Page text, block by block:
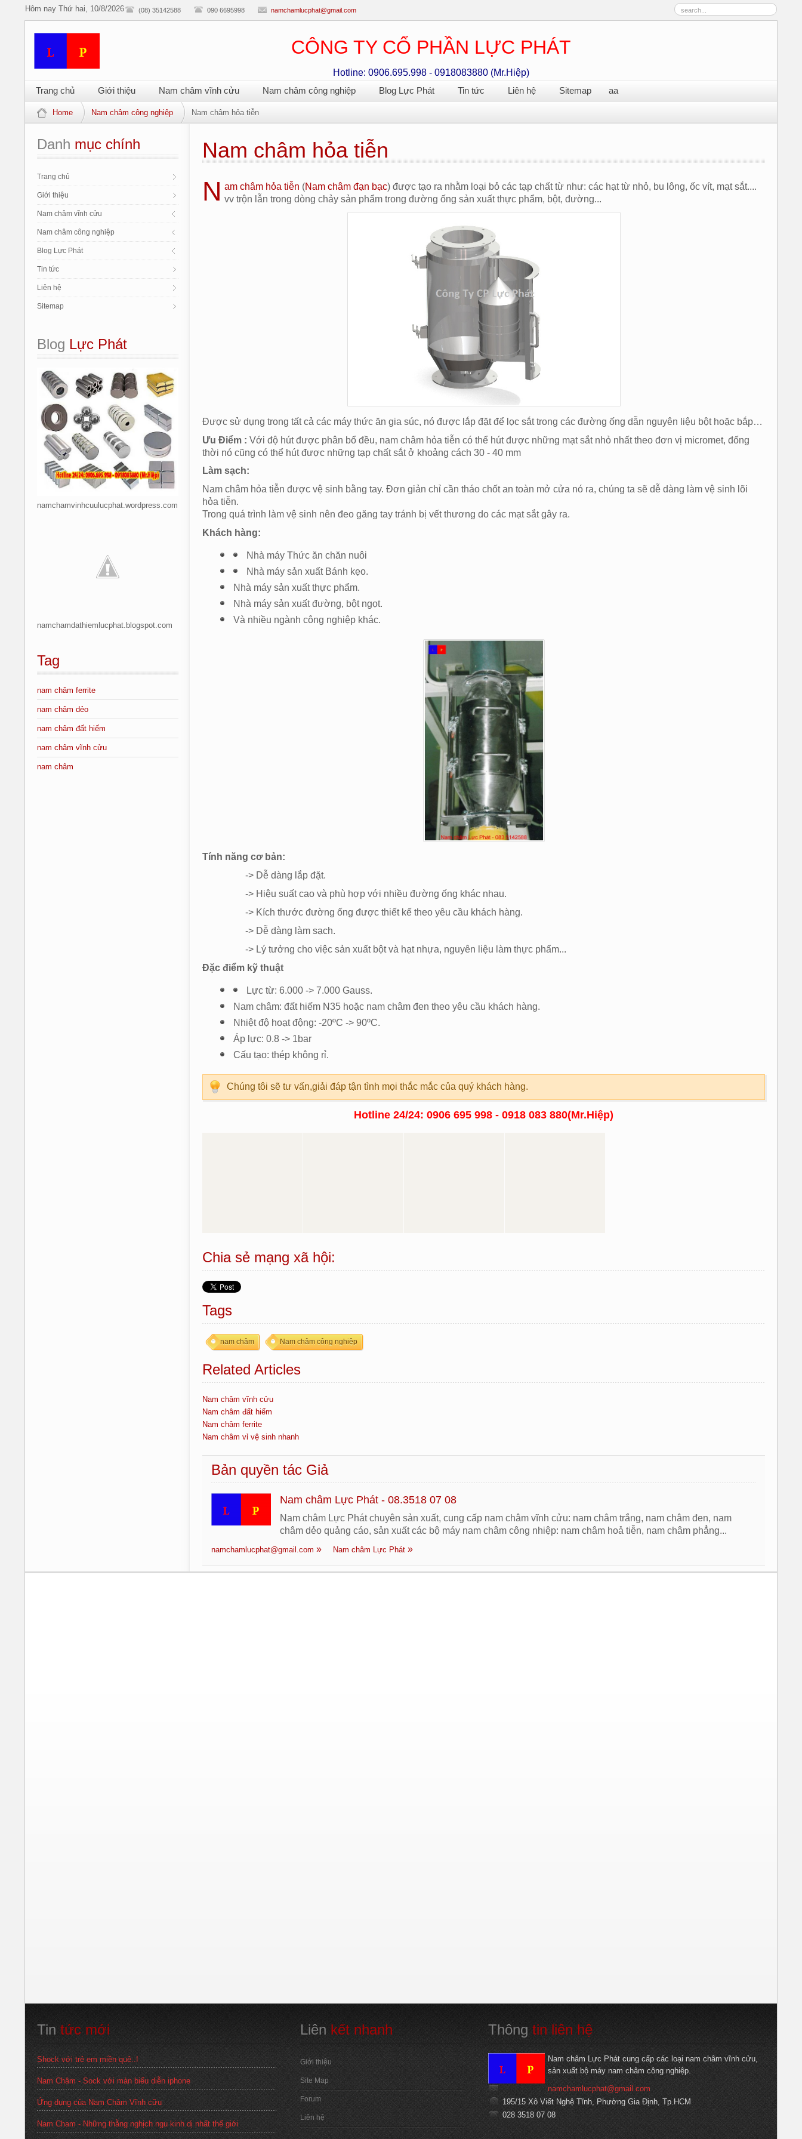
Hôm nay Thứ hai, 10/8/2026 (08) 35142588 090 6695998 namchamlucphat@gmail.com
CÔNG TY CỔ PHẦN LỰC PHÁT
Hotline: 0906.695.998 - 0918083880 (Mr.Hiệp)
Trang chủ
Giới thiệu Nam châm vĩnh cửu Nam châm công nghiệp Blog Lực Phát Tin tức Liên hệ Sitemap aa
Home Nam châm công nghiệp Nam châm hỏa tiễn
Nam châm hỏa tiễn
N am châm hỏa tiễn (Nam châm đạn bạc) được tạo ra nhằm loại bỏ các tạp chất từ như: các hạt từ nhỏ, bu lông, ốc vít, mạt sắt....
vv trộn lẫn trong dòng chảy sản phẩm trong đường ống sản xuất thực phẩm, bột, đường...
Được sử dụng trong tất cả các máy thức ăn gia súc, nó được lắp đặt để lọc sắt trong các đường ống dẫn nguyên liệu bột hoặc bắp…
Ưu Điểm :Với độ hút được phân bổ đều, nam châm hỏa tiễn có thể hút được những mạt sắt nhỏ nhất theo đơn vị micromet, đống
thời nó cũng có thể hút được những tạp chất sắt ở khoảng cách 30 - 40 mm
Làm sạch:
Nam châm hỏa tiễn được vệ sinh bằng tay. Đơn giản chỉ cần tháo chốt an toàn mở cửa nó ra, chúng ta sẽ dễ dàng làm vệ sinh lõi
hỏa tiễn.
Trong quá trình làm vệ sinh nên đeo găng tay tránh bị vết thương do các mạt sắt gây ra.
Khách hàng:
Nhà máy Thức ăn chăn nuôi
Nhà máy sản xuất Bánh kẹo.
Nhà máy sản xuất thực phẩm.
Nhà máy sản xuất đường, bột ngọt.
Và nhiều ngành công nghiệp khác.
Tính năng cơ bản:
-> Dễ dàng lắp đặt.
-> Hiệu suất cao và phù hợp với nhiều đường ống khác nhau.
-> Kích thước đường ống được thiết kế theo yêu cầu khách hàng.
-> Dễ dàng làm sạch.
-> Lý tưởng cho việc sản xuất bột và hạt nhựa, nguyên liệu làm thực phẩm...
Đặc điểm kỹ thuật
Lực từ: 6.000 -> 7.000 Gauss.
Nam châm: đất hiếm N35 hoặc nam châm đen theo yêu cầu khách hàng.
Nhiệt độ hoạt động: -20ºC -> 90ºC.
Áp lực: 0.8 -> 1bar
Cấu tạo: thép không rỉ.
Chúng tôi sẽ tư vấn,giải đáp tận tình mọi thắc mắc của quý khách hàng.
Hotline 24/24: 0906 695 998 - 0918 083 880(Mr.Hiệp)
Chia sẻ mạng xã hội:
Tags
nam châm Nam châm công nghiệp
Related Articles
Nam châm vĩnh cửu
Nam châm đất hiếm
Nam châm ferrite
Nam châm vỉ vệ sinh nhanh
Bản quyền tác Giả
Nam châm Lực Phát - 08.3518 07 08
Nam châm Lực Phát chuyên sản xuất, cung cấp nam châm vĩnh cửu: nam châm trắng, nam châm đen, nam
châm dẻo quảng cáo, sản xuất các bộ máy nam châm công nhiệp: nam châm hoả tiễn, nam châm phẳng...
namchamlucphat@gmail.com Nam châm Lực Phát
Danh mục chính
Trang chủ
Giới thiệu
Nam châm vĩnh cửu
Nam châm công nghiệp
Blog Lực Phát
Tin tức
Liên hệ
Sitemap
Blog Lực Phát
namchamvinhcuulucphat.wordpress.com
namchamdathiemlucphat.blogspot.com
Tag
nam châm ferrite
nam châm dẻo
nam châm đất hiếm
nam châm vĩnh cửu
nam châm
Tin tức mới
Shock với trẻ em miền quê..!
Nam Châm - Sock với màn biểu diễn iphone
Ứng dụng của Nam Châm Vĩnh cữu
Nam Cham - Những thằng nghịch ngu kinh dị nhất thế giới
Liên kết nhanh
Giới thiệu
Site Map
Forum
Liên hệ
Thông tin liên hệ
Nam châm Lực Phát cung cấp các loại nam châm vĩnh cửu,
sản xuất bộ máy nam châm công nghiệp.
namchamlucphat@gmail.com
195/15 Xô Viết Nghệ Tĩnh, Phường Gia Định, Tp.HCM
028 3518 07 08